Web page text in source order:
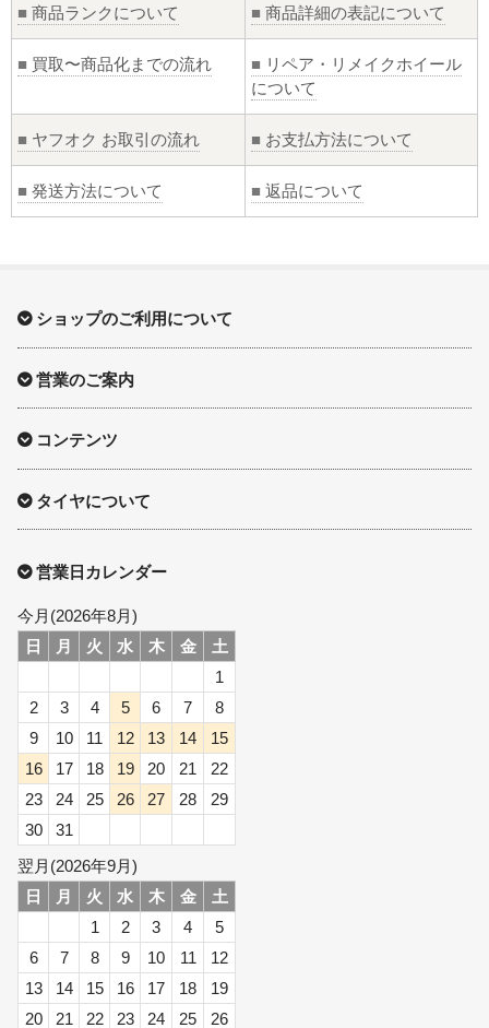
■ 商品ランクについて ■ 商品詳細の表記について
■ 買取〜商品化までの流れ ■ リペア・リメイクホイール
について
■ ヤフオク お取引の流れ ■ お支払方法について
■ 発送方法について ■ 返品について
ショップのご利用について
営業のご案内
コンテンツ
タイヤについて
営業日カレンダー
今月(2026年8月)
日
月 火 水 木 金
土
1
2
3 4 5 6 7
8
9
10 11 12 13 14
15
16
17 18 19 20 21
22
23
24 25 26 27 28
29
30
31
翌月(2026年9月)
日
月 火 水 木 金
土
1
2 3 4
5
6
7 8 9 10 11
12
13
14 15 16 17 18
19
20
21 22 23 24 25 26